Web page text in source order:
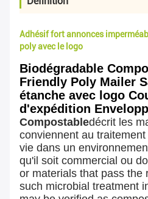
Adhésif fort annonces
poly avec le logo
Biodégradable
Friendly Poly Mailer
étanche avec logo
d'expédition
Compostabledécrit les
conviennent au
vie dans un
qu'il soit commercial ou
or materials that pass the
such microbial treatment